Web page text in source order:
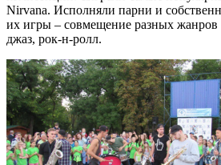
Nirvana. Исполняли парни и
их игры – совмещение разных жанров
джаз, рок-н-ролл.